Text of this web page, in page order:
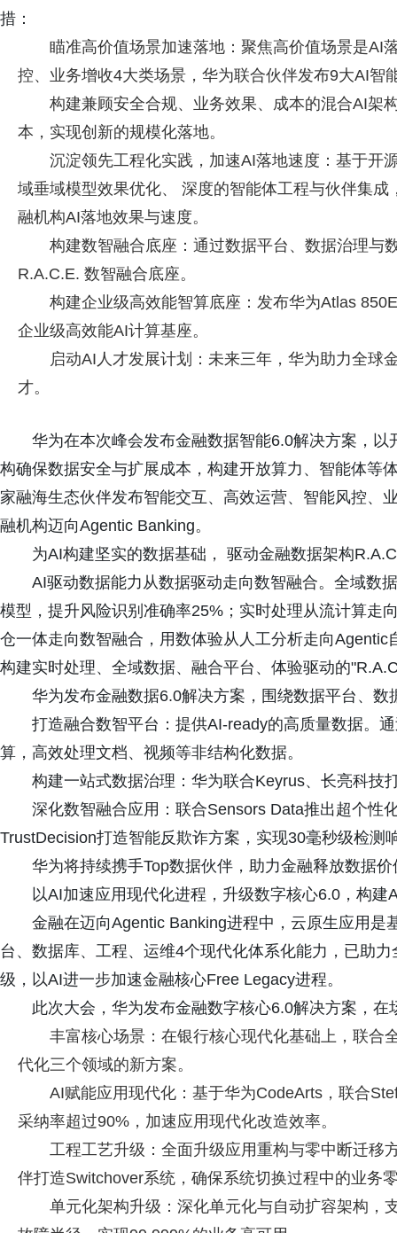
措：
瞄准高价值场景加速落地：聚焦高价值场景是AI
控、业务增收4大类场景，华为联合伙伴发布9大AI智
构建兼顾安全合规、业务效果、成本的混合AI架
本，实现创新的规模化落地。
沉淀领先工程化实践，加速AI落地速度：基于开
域垂域模型效果优化、 深度的智能体工程与伙伴集
融机构AI落地效果与速度。
构建数智融合底座：通过数据平台、数据治理与
R.A.C.E. 数智融合底座。
构建企业级高效能智算底座：发布华为Atlas
企业级高效能AI计算基座。
启动AI人才发展计划：未来三年，华为助力全球
才。
华为在本次峰会发布金融数据智能6.0解决方案，
构确保数据安全与扩展成本，构建开放算力、智能体等
家融海生态伙伴发布智能交互、高效运营、智能风控、
融机构迈向Agentic Banking。
为AI构建坚实的数据基础， 驱动金融数据架构
AI驱动数据能力从数据驱动走向数智融合。全域数
模型，提升风险识别准确率25%；实时处理从流计算走
仓一体走向数智融合，用数体验从人工分析走向
构建实时处理、全域数据、融合平台、体验驱动的
华为发布金融数据6.0解决方案，围绕数据平台、
打造融合数智平台：提供AI-ready的高质量数据。
算，高效处理文档、视频等非结构化数据。
构建一站式数据治理：华为联合Keyrus、长亮科技
深化数智融合应用：联合Sensors Data推出超个性
TrustDecision打造智能反欺诈方案，实现30毫秒级检测
华为将持续携手Top数据伙伴，助力金融释放数据
以AI加速应用现代化进程，升级数字核心6.0，构建
金融在迈向Agentic Banking进程中，云原生应用
台、数据库、工程、运维4个现代化体系化能力，已助
级，以AI进一步加速金融核心Free Legacy进程。
此次大会，华为发布金融数字核心6.0解决方案，
丰富核心场景：在银行核心现代化基础上，联合
代化三个领域的新方案。
AI赋能应用现代化：基于华为CodeArts，联合
采纳率超过90%，加速应用现代化改造效率。
工程工艺升级：全面升级应用重构与零中断迁移
伴打造Switchover系统，确保系统切换过程中的业务
单元化架构升级：深化单元化与自动扩容架构，